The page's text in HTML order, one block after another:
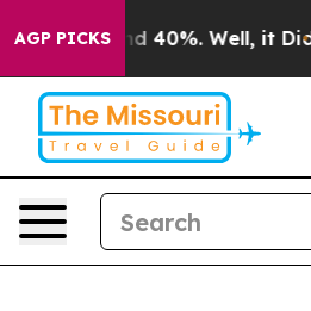
AGP PICKS
Around 40%. Well, it Didn’t